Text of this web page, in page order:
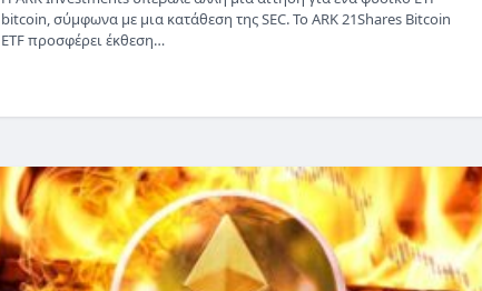
bitcoin, σύμφωνα με μια κατάθεση της SEC. Το ARK 21Shares Bitcoin
ETF προσφέρει έκθεση…